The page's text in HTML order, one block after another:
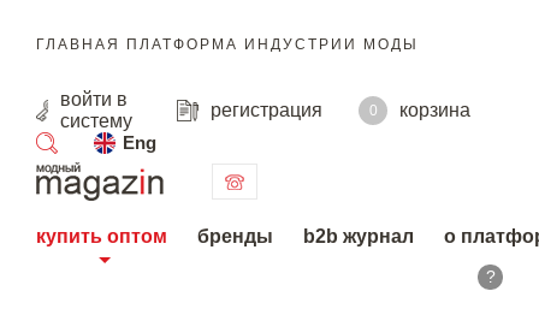
ГЛАВНАЯ ПЛАТФОРМА ИНДУСТРИИ МОДЫ
войти в
систему
регистрация 0
корзина
Eng
поиск
купить оптом бренды b2b журнал о
?